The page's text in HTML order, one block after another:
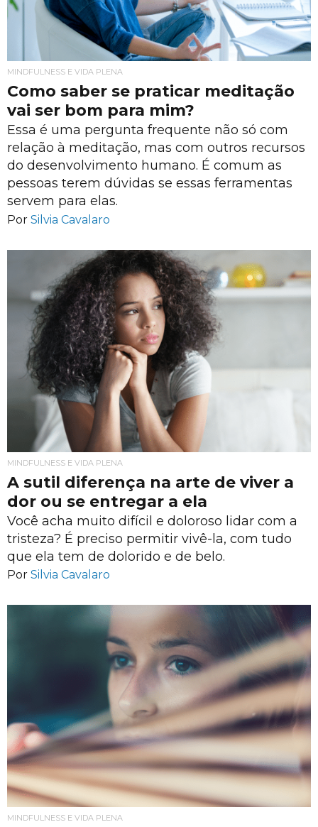
MINDFULNESS E VIDA PLENA
Como saber se praticar meditação
vai ser bom para mim?
Essa é uma pergunta frequente não só com
relação à meditação, mas com outros recursos
do desenvolvimento humano. É comum as
pessoas terem dúvidas se essas ferramentas
servem para elas.
Por Silvia Cavalaro
MINDFULNESS E VIDA PLENA
A sutil diferença na arte de viver a
dor ou se entregar a ela
Você acha muito difícil e doloroso lidar com a
tristeza? É preciso permitir vivê-la, com tudo
que ela tem de dolorido e de belo.
Por Silvia Cavalaro
MINDFULNESS E VIDA PLENA